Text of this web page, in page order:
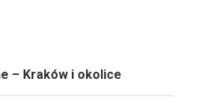
– Kraków i okolice